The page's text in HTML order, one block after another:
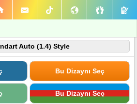
Auto (1.4) Style
Bu Dizaynı Seç
Bu Dizaynı Seç